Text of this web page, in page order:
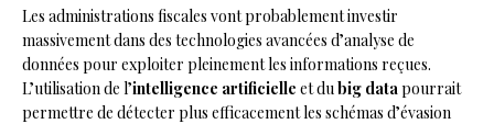
Les administrations fiscales vont probablement investir
massivement dans des technologies avancées d’analyse de
données pour exploiter pleinement les informations reçues.
L’utilisation de l’intelligence artificielle et dubig data pourrait
permettre de détecter plus efficacement les schémas d’évasion